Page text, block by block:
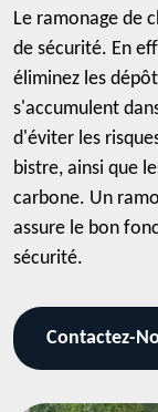
Le ramonage de
de sécurité. En
éliminez les
s'accumulent
d'éviter les
bistre, ainsi que
carbone. Un
assure le bon
sécurité.
Contactez-